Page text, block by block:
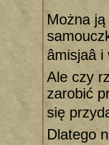
Można
Ale czy
zarobić
się
Dlatego